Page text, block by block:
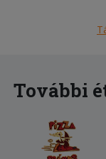
További